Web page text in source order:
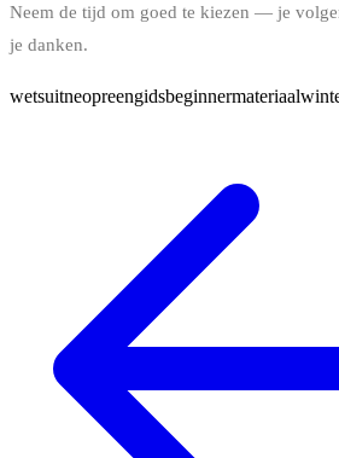
Neem de tijd om goed te kiezen — je
je danken.
wetsuitneopreengidsbeginnermateriaal